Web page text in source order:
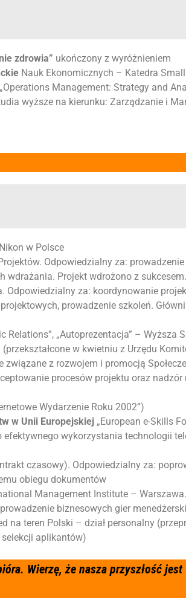
zdrowia” ukończony z wyróżnieniem
Nauk Ekonomicznych – Katedra
Management: Strategy and
wyższe na kierunku: Zarządzanie i
w Polsce
Odpowiedzialny za:
wdrażania. Projekt wdrożono z sukcesem.
Odpowiedzialny za: koordynowanie
prowadzenie szkoleń.
Relations”, „Autoprezentacja” – Wyższa
(przekształcone w kwietniu z Urzędu
związane z rozwojem i promocją
procesów projektu oraz
Wydarzenie Roku 2002”)
w Unii Europejskiej „European e-Skills
wykorzystania technologii
czasowy). Odpowiedzialny za:
obiegu dokumentów
Management Institute – Warszawa
biznesowych gier
na teren Polski – dział personalny
aplikantów)
Wierzę, że nasza przyszłość